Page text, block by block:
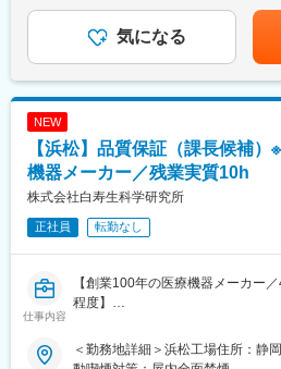
■変化し続ける企業『富士フイルム
【自分の役割を限定するのではな
当社は、デジタル化という社会の
は、『変化を恐れずに挑戦し続け
の取引もあります。
★入社後はOJT研修にて業務に慣
望に応じて、マネジメントや管理
解・コーティング・充てん・装栓
・医薬部外品：充てん・装栓・包
■組織構成：（静岡工場）従業員
否は会社承認になりますが、入社
また、遠方の方については転居費
・受託数・売上ともに増加中で、
もあり、事業は安定しております。
り、選考を通じて上下する可能性
当を含めた表記です。
気になる
NEW
【浜松】品質保証（課長候補
機器メーカー／残業実質10h
株式会社白寿生科学研究所
正社員 転勤なし
仕事内容
【創業100年の医療機器メーカー
程度】
当社にて、品質保証部の主任とし
維持管理業務をお任せします。
＜勤務地詳細＞浜松工場住所：静